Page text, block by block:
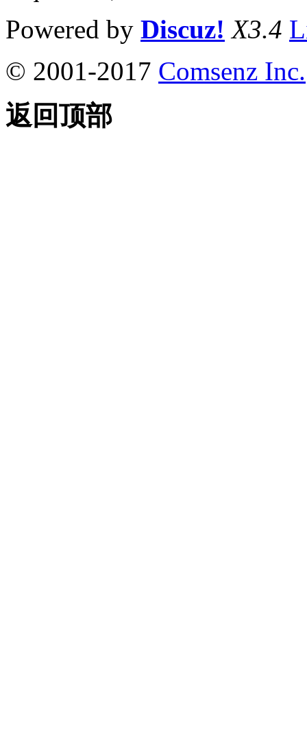
Powered by Discuz! X3.4
© 2001-2017 Comsenz Inc.
返回顶部